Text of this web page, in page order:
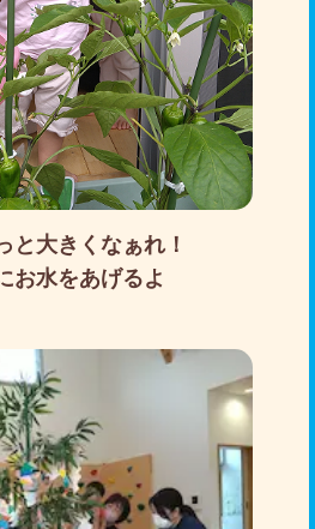
と大きくなぁれ！
お水をあげるよ